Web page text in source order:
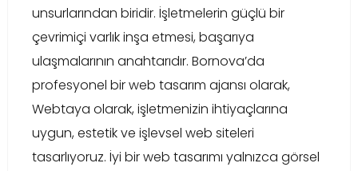
unsurlarından biridir. İşletmelerin güçlü bir
çevrimiçi varlık inşa etmesi, başarıya
ulaşmalarının anahtarıdır. Bornova’da
profesyonel bir web tasarım ajansı olarak,
Webtaya olarak, işletmenizin ihtiyaçlarına
uygun, estetik ve işlevsel web siteleri
tasarlıyoruz. İyi bir web tasarımı yalnızca görsel